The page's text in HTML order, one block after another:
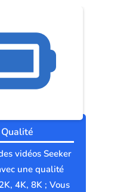
vidéos Seeker
une qualité
4K, 8K ; Vous